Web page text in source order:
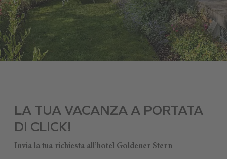
LA TUA VACANZA A PORTATA
DI CLICK!
Invia la tua richiesta all’hotel Goldener Stern